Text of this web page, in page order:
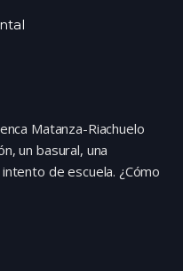
Matanza-Riachuelo
un basural, una
de escuela. ¿Cómo